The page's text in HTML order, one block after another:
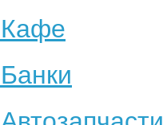
Кафе
Банки